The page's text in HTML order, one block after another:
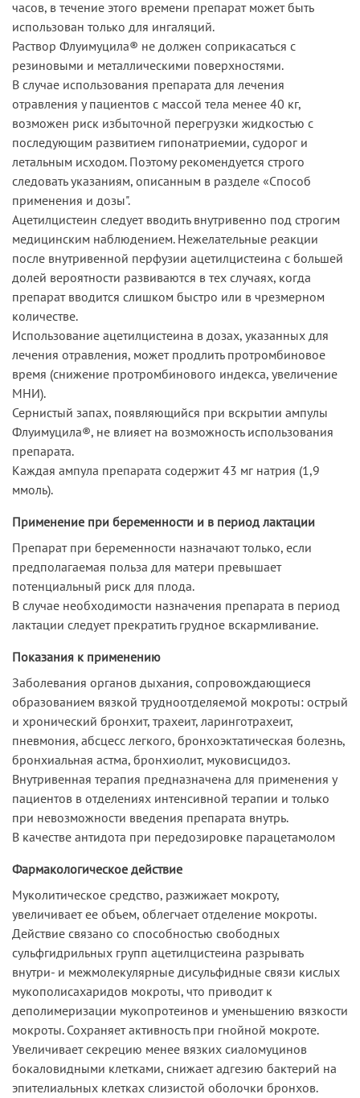
часов, в течение этого времени препарат может быть
использован только для ингаляций.
Раствор Флуимуцила® не должен соприкасаться с
резиновыми и металлическими поверхностями.
В случае использования препарата для лечения
отравления у пациентов с массой тела менее 40 кг,
возможен риск избыточной перегрузки жидкостью с
последующим развитием гипонатриемии, судорог и
летальным исходом. Поэтому рекомендуется строго
следовать указаниям, описанным в разделе «Способ
применения и дозы".
Ацетилцистеин следует вводить внутривенно под строгим
медицинским наблюдением. Нежелательные реакции
после внутривенной перфузии ацетилцистеина с большей
долей вероятности развиваются в тех случаях, когда
препарат вводится слишком быстро или в чрезмерном
количестве.
Использование ацетилцистеина в дозах, указанных для
лечения отравления, может продлить протромбиновое
время (снижение протромбинового индекса, увеличение
МНИ).
Сернистый запах, появляющийся при вскрытии ампулы
Флуимуцила®, не влияет на возможность использования
препарата.
Каждая ампула препарата содержит 43 мг натрия (1,9
ммоль).
Применение при беременности и в период лактации
Препарат при беременности назначают только, если
предполагаемая польза для матери превышает
потенциальный риск для плода.
В случае необходимости назначения препарата в период
лактации следует прекратить грудное вскармливание.
Показания к применению
Заболевания органов дыхания, сопровождающиеся
образованием вязкой трудноотделяемой мокроты: острый
и хронический бронхит, трахеит, ларинготрахеит,
пневмония, абсцесс легкого, бронхоэктатическая болезнь,
бронхиальная астма, бронхиолит, муковисцидоз.
Внутривенная терапия предназначена для применения у
пациентов в отделениях интенсивной терапии и только
при невозможности введения препарата внутрь.
В качестве антидота при передозировке парацетамолом
Фармакологическое действие
Муколитическое средство, разжижает мокроту,
увеличивает ее объем, облегчает отделение мокроты.
Действие связано со способностью свободных
сульфгидрильных групп ацетилцистеина разрывать
внутри- и межмолекулярные дисульфидные связи кислых
мукополисахаридов мокроты, что приводит к
деполимеризации мукопротеинов и уменьшению вязкости
мокроты. Сохраняет активность при гнойной мокроте.
Увеличивает секрецию менее вязких сиаломуцинов
бокаловидными клетками, снижает адгезию бактерий на
эпителиальных клетках слизистой оболочки бронхов.